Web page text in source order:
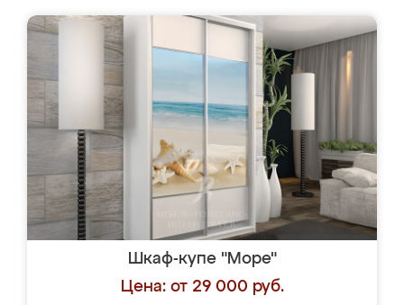
Шкаф-купе "Море"
Цена: от 29 000 руб.